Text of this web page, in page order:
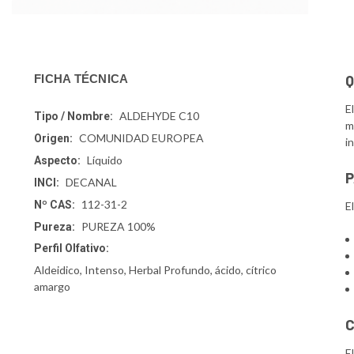
FICHA TÉCNICA
Tipo / Nombre: ALDEHYDE C10
Origen: COMUNIDAD EUROPEA
Aspecto: Líquido
INCI: DECANAL
Nº CAS: 112-31-2
Pureza: PUREZA 100%
Perfil Olfativo:
Aldeidico, Intenso, Herbal Profundo, ácido, cítrico
amargo